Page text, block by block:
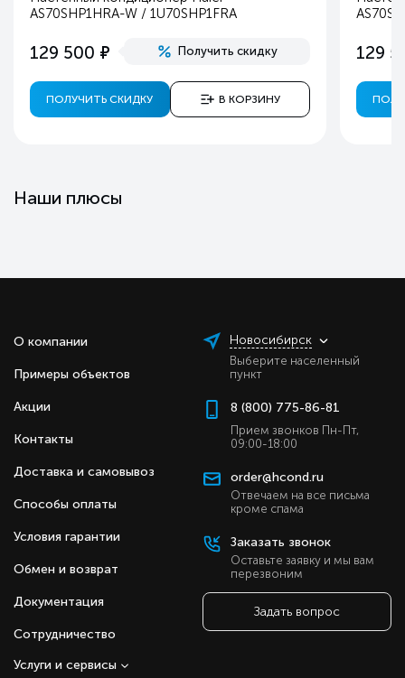
AS70SHP1HRA-W / 1U70SHP1FRA
129 500 е Получить скидку
ПОЛУЧИТЬ СКИДКУ В КОРЗИНУ
129
Наши плюсы
О компании
Примеры объектов
Акции
Контакты
Доставка и самовывоз
Способы оплаты
Условия гарантии
Обмен и возврат
Документация
Сотрудничество
Услуги и сервисы
Новосибирск
Выберите населенный
пункт
8 (800) 775-86-81
Прием звонков Пн-Пт,
09:00-18:00
order@hcond.ru
Отвечаем на все письма
кроме спама
Заказать звонок
Оставьте заявку и мы вам
перезвоним
Задать вопрос